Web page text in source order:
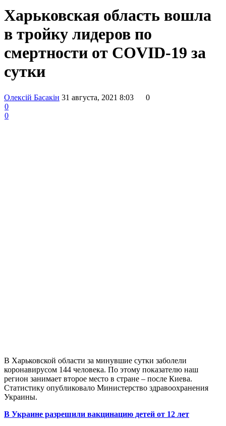
Харьковская область вошла
в тройку лидеров по
смертности от COVID-19 за
сутки
Олексій Басакін 31 августа, 2021 8:03
0
0
0
В Харьковской области за минувшие сутки заболели
коронавирусом 144 человека. По этому показателю наш
регион занимает второе место в стране – после Киева.
Статистику опубликовало Министерство здравоохранения
Украины.
В Украине разрешили вакцинацию детей от 12 лет